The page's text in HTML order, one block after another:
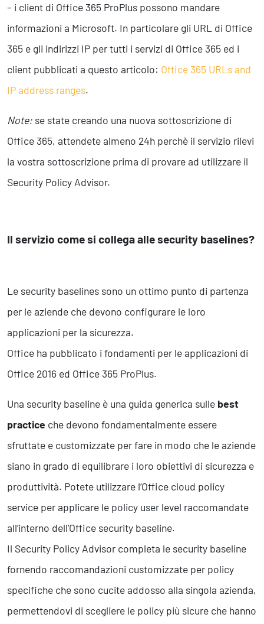
– i client di Office 365 ProPlus possono mandare
informazioni a Microsoft. In particolare gli URL di Office
365 e gli indirizzi IP per tutti i servizi di Office 365 ed i
client pubblicati a questo articolo: Office 365 URLs and
IP address ranges.
Note: se state creando una nuova sottoscrizione di
Office 365, attendete almeno 24h perchè il servizio rilevi
la vostra sottoscrizione prima di provare ad utilizzare il
Security Policy Advisor.
Il servizio come si collega alle security baselines?
Le security baselines sono un ottimo punto di partenza
per le aziende che devono configurare le loro
applicazioni per la sicurezza.
Office ha pubblicato i fondamenti per le applicazioni di
Office 2016 ed Office 365 ProPlus.
Una security baseline è una guida generica sulle best
practice che devono fondamentalmente essere
sfruttate e customizzate per fare in modo che le aziende
siano in grado di equilibrare i loro obiettivi di sicurezza e
produttività. Potete utilizzare l’Office cloud policy
service per applicare le policy user level raccomandate
all’interno dell’Office security baseline.
Il Security Policy Advisor completa le security baseline
fornendo raccomandazioni customizzate per policy
specifiche che sono cucite addosso alla singola azienda,
permettendovi di scegliere le policy più sicure che hanno